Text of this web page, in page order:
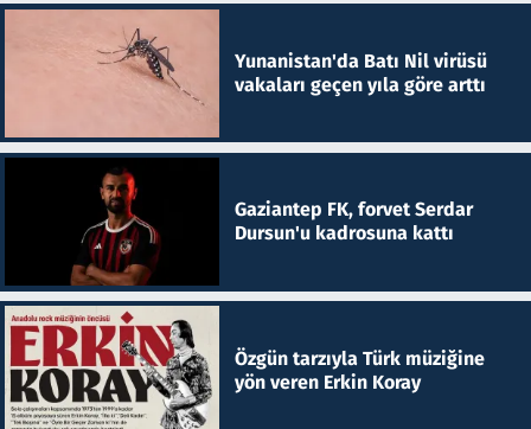
Yunanistan'da Batı Nil virüsü
vakaları geçen yıla göre arttı
Gaziantep FK, forvet Serdar
Dursun'u kadrosuna kattı
Özgün tarzıyla Türk müziğine
yön veren Erkin Koray